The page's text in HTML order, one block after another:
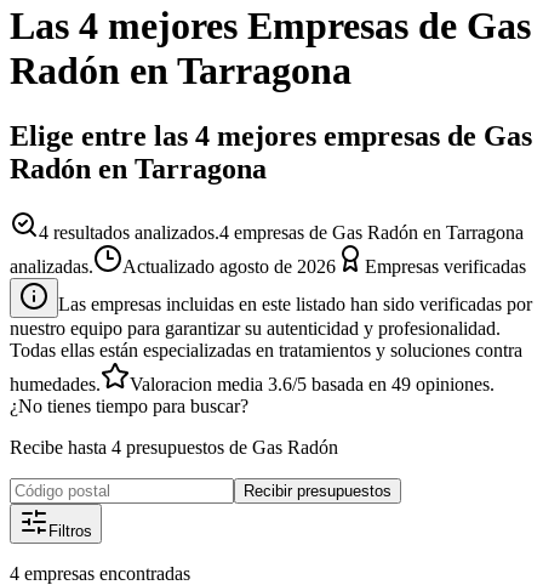
Las 4 mejores Empresas de Gas
Radón enTarragona
Elige entre las 4 mejores empresas de Gas
Radón en Tarragona
4 resultados analizados.4 empresas de Gas Radón en Tarragona
analizadas.
Actualizado agosto de 2026
Empresas verificadas
Las empresas incluidas en este listado han sido verificadas por
nuestro equipo para garantizar su autenticidad y profesionalidad.
Todas ellas están especializadas en tratamientos y soluciones contra
humedades.
Valoracion media 3.6/5 basada en 49 opiniones.
¿No tienes tiempo para buscar?
Recibe hasta 4 presupuestos de Gas Radón
Recibir presupuestos
Filtros
4 empresas encontradas